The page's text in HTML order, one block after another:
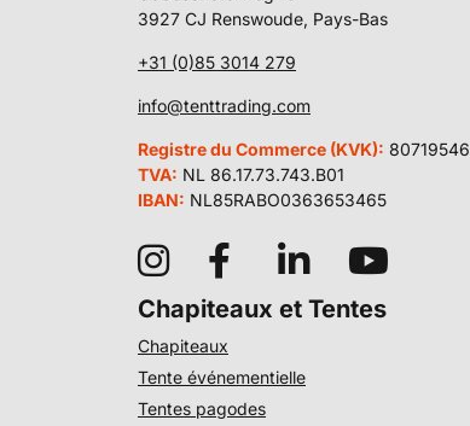
3927 CJ Renswoude, Pays-Bas
+31 (0)85 3014 279
info@tenttrading.com
Registre du Commerce (KVK): 80719546
TVA: NL 86.17.73.743.B01
IBAN: NL85RABO0363653465
Chapiteaux et Tentes
Chapiteaux
Tente événementielle
Tentes pagodes